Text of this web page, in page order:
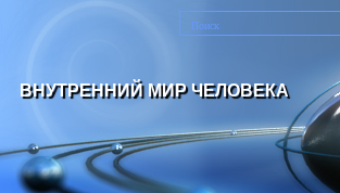
ВНУТРЕННИЙ МИР ЧЕЛОВЕКА